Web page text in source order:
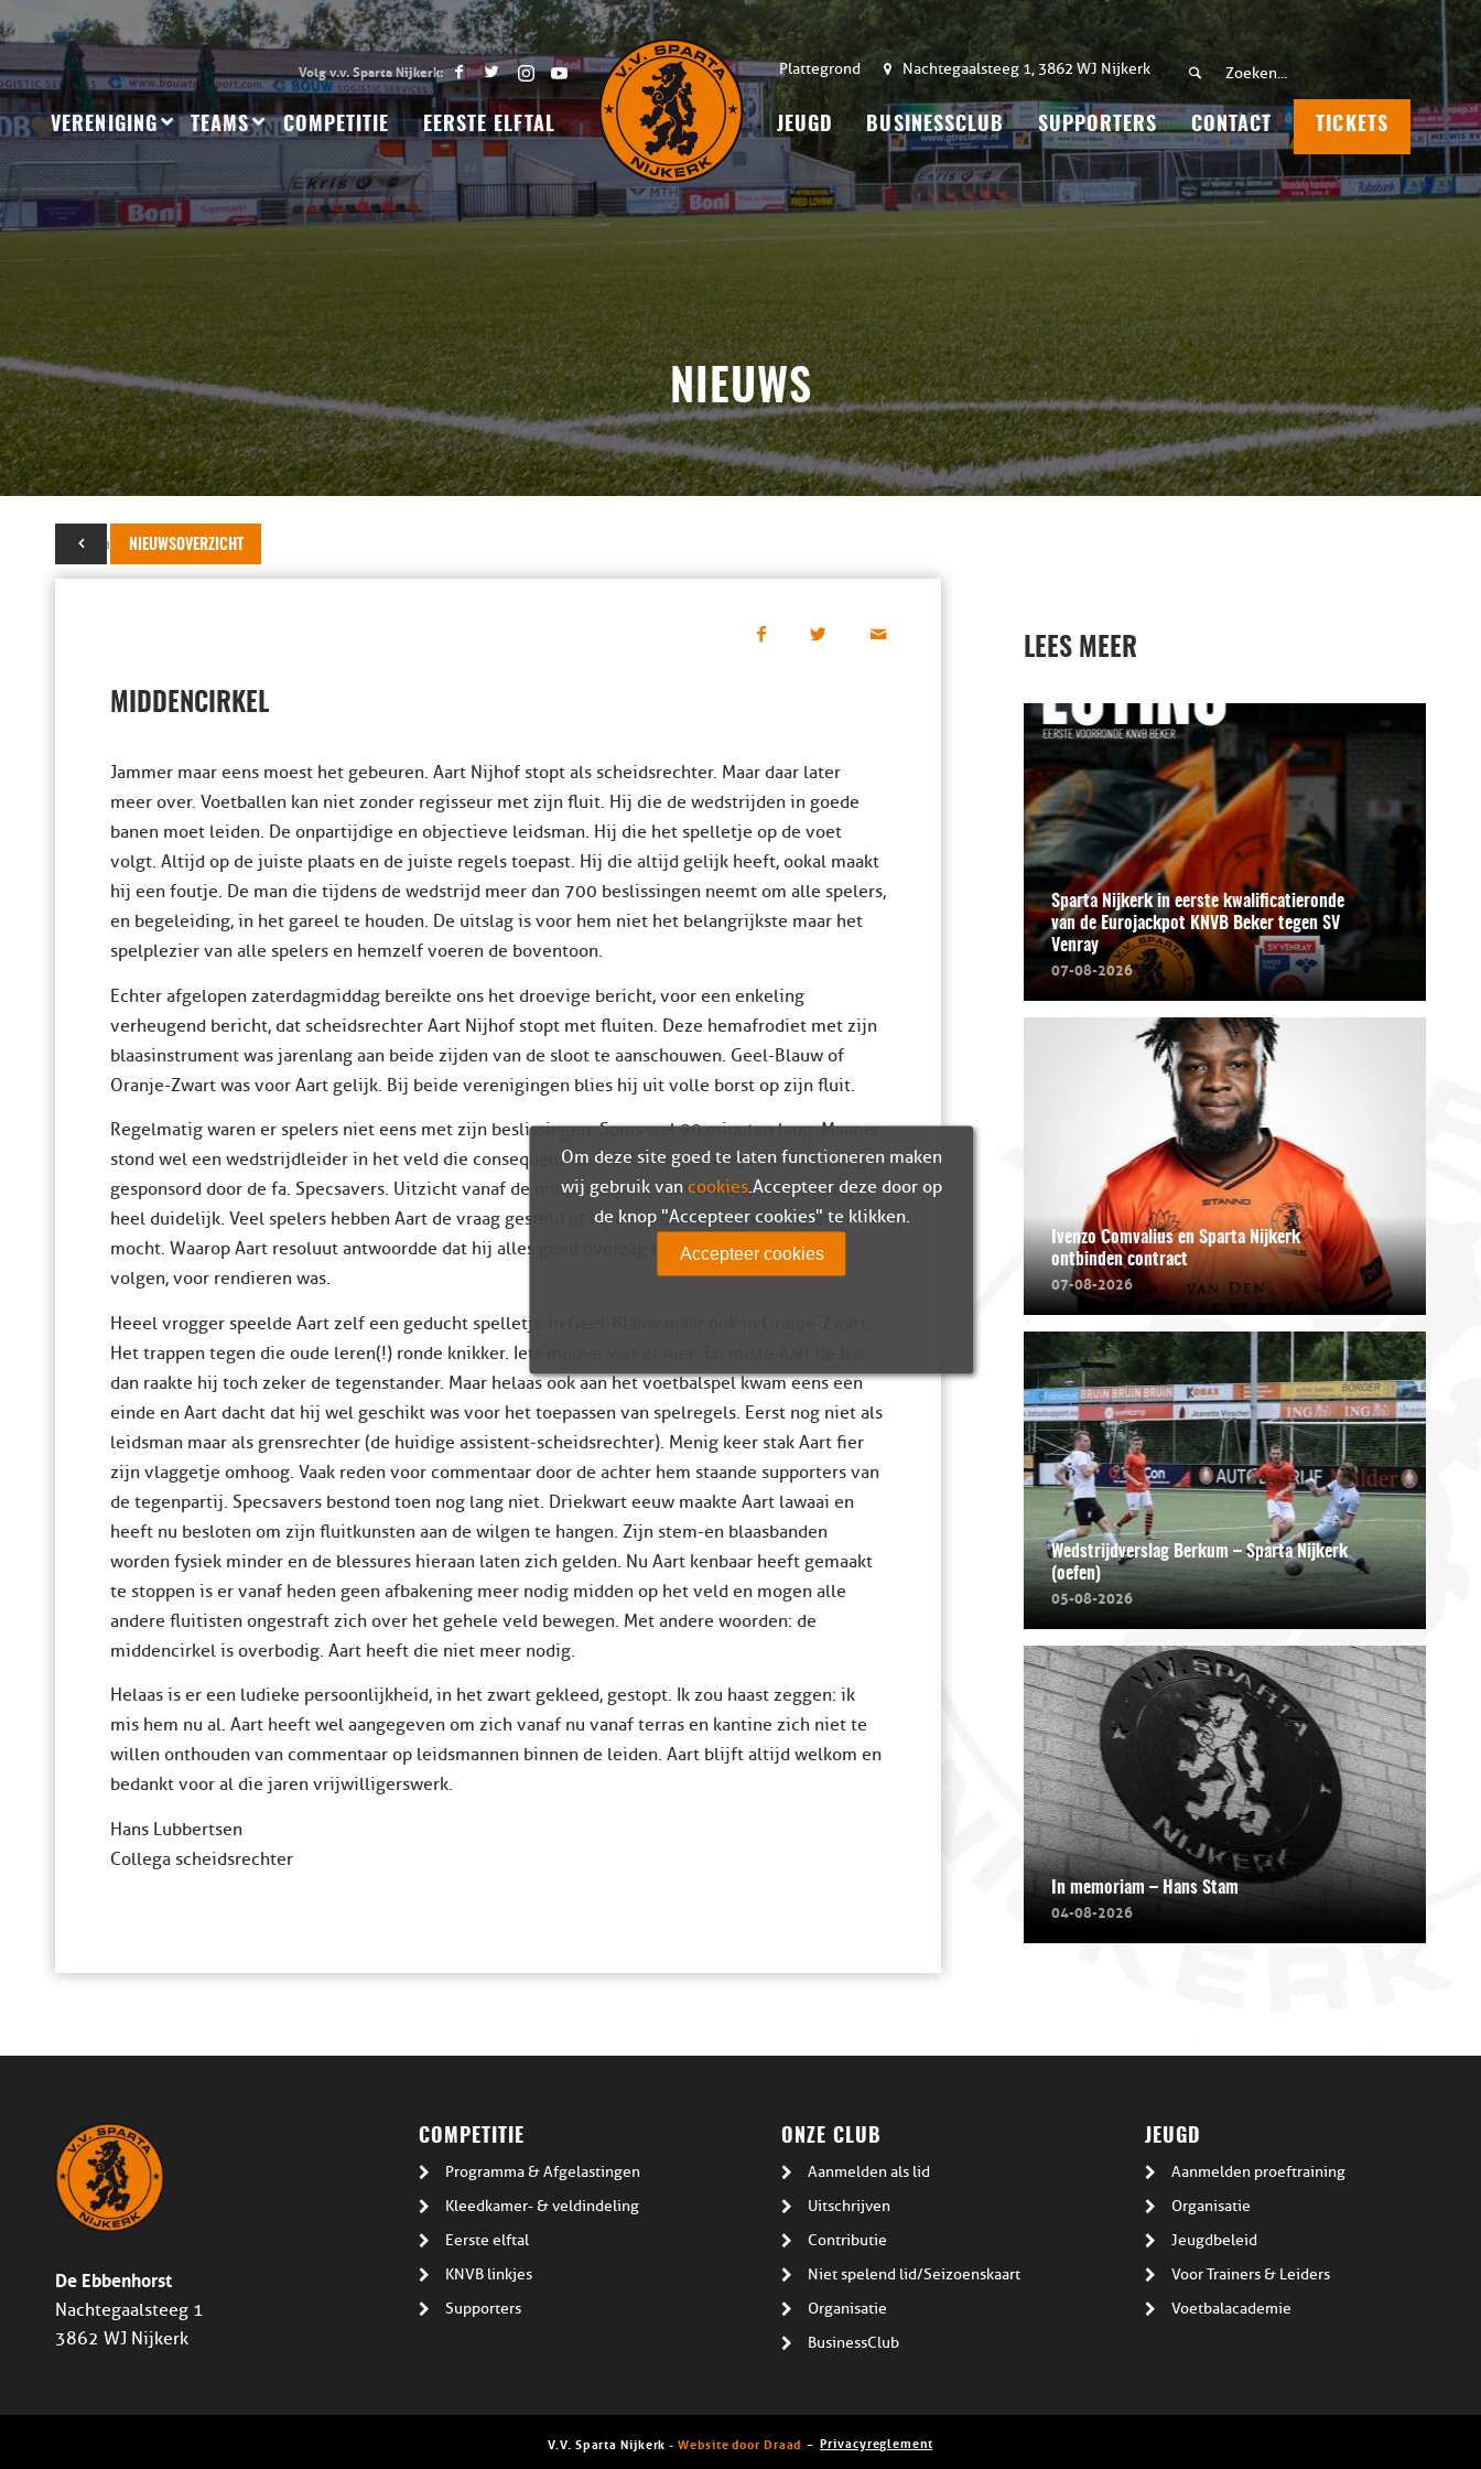
Plattegrond Nachtegaalsteeg 1, 3862 WJ Nijkerk
VERENIGING TEAMS COMPETITIE EERSTE ELFTAL JEUGD BUSINESSCLUB SUPPORTERS CONTACT TICKETS
NIEUWS
NIEUWSOVERZICHT
26 augustus 2024
MIDDENCIRKEL
Jammer maar eens moest het gebeuren. Aart Nijhof stopt als scheidsrechter. Maar daar later
meer over. Voetballen kan niet zonder regisseur met zijn fluit. Hij die de wedstrijden in goede
banen moet leiden. De onpartijdige en objectieve leidsman. Hij die het spelletje op de voet
volgt. Altijd op de juiste plaats en de juiste regels toepast. Hij die altijd gelijk heeft, ookal maakt
hij een foutje. De man die tijdens de wedstrijd meer dan 700 beslissingen neemt om alle spelers,
en begeleiding, in het gareel te houden. De uitslag is voor hem niet het belangrijkste maar het
spelplezier van alle spelers en hemzelf voeren de boventoon.
Echter afgelopen zaterdagmiddag bereikte ons het droevige bericht, voor een enkeling
verheugend bericht, dat scheidsrechter Aart Nijhof stopt met fluiten. Deze hemafrodiet met zijn
blaasinstrument was jarenlang aan beide zijden van de sloot te aanschouwen. Geel-Blauw of
Oranje-Zwart was voor Aart gelijk. Bij beide verenigingen blies hij uit volle borst op zijn fluit.
Regelmatig waren er spelers niet eens met zijn beslissingen. Soms wel 90 minuten lang. Maar er
stond wel een wedstrijdleider in het veld die consequent de NIJHOF-regels toepaste. Jarenlang
gesponsord door de fa. Specsavers. Uitzicht vanaf de middenstip. Ja, Aart overzag het spelletje
heel duidelijk. Veel spelers hebben Aart de vraag gesteld of hij de middencirkel wel verlaten
mocht. Waarop Aart resoluut antwoordde dat hij alles goed overzag en het spel op de voet
volgen, voor rendieren was.
Heeel vrogger speelde Aart zelf een geducht spelletje in Geel-Blauw maar ook in Oranje-Zwart.
Het trappen tegen die oude leren(!) ronde knikker. Iets mooier was er niet. En miste Aart de bal
dan raakte hij toch zeker de tegenstander. Maar helaas ook aan het voetbalspel kwam eens een
einde en Aart dacht dat hij wel geschikt was voor het toepassen van spelregels. Eerst nog niet als
leidsman maar als grensrechter (de huidige assistent-scheidsrechter). Menig keer stak Aart fier
zijn vlaggetje omhoog. Vaak reden voor commentaar door de achter hem staande supporters van
de tegenpartij. Specsavers bestond toen nog lang niet. Driekwart eeuw maakte Aart lawaai en
heeft nu besloten om zijn fluitkunsten aan de wilgen te hangen. Zijn stem-en blaasbanden
worden fysiek minder en de blessures hieraan laten zich gelden. Nu Aart kenbaar heeft gemaakt
te stoppen is er vanaf heden geen afbakening meer nodig midden op het veld en mogen alle
andere fluitisten ongestraft zich over het gehele veld bewegen. Met andere woorden: de
middencirkel is overbodig. Aart heeft die niet meer nodig.
Helaas is er een ludieke persoonlijkheid, in het zwart gekleed, gestopt. Ik zou haast zeggen: ik
mis hem nu al. Aart heeft wel aangegeven om zich vanaf nu vanaf terras en kantine zich niet te
willen onthouden van commentaar op leidsmannen binnen de leiden. Aart blijft altijd welkom en
bedankt voor al die jaren vrijwilligerswerk.
Hans Lubbertsen
Collega scheidsrechter
LEES MEER
Sparta Nijkerk in eerste kwalificatieronde
van de Eurojackpot KNVB Beker tegen SV
Venray
07-08-2026
Ivenzo Comvalius en Sparta Nijkerk
ontbinden contract
07-08-2026
Wedstrijdverslag Berkum – Sparta Nijkerk
(oefen)
05-08-2026
In memoriam – Hans Stam
04-08-2026
De Ebbenhorst
Nachtegaalsteeg 1
3862 WJ Nijkerk
COMPETITIE
Programma & Afgelastingen
Kleedkamer- & veldindeling
Eerste elftal
KNVB linkjes
Supporters
ONZE CLUB
Aanmelden als lid
Uitschrijven
Contributie
Niet spelend lid/Seizoenskaart
Organisatie
BusinessClub
JEUGD
Aanmelden proeftraining
Organisatie
Jeugdbeleid
Voor Trainers & Leiders
Voetbalacademie
V.V. Sparta Nijkerk -Website door Draad Privacyreglement
Om deze site goed te laten functioneren maken
wij gebruik van cookies. Accepteer deze door op
de knop "Accepteer cookies" te klikken.
Accepteer cookies